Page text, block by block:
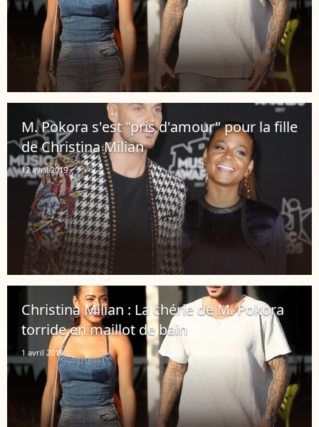
M. Pokora s'est "pris d'amour" pour la fille
de Christina Milian
12 avril 2019
Christina Milian : La chérie de M. Pokora
torride en maillot de bain
1 avril 2019